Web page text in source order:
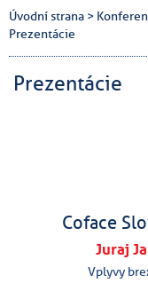
Úvodní strana >
Prezentácie
Prezentácie
Coface
Juraj
Vplyvy